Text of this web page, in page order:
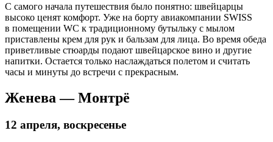
С самого начала путешествия было понятно: швейцарцы
высоко ценят комфорт. Уже на борту авиакомпании SWISS
в помещении WC к традиционному бутыльку с мылом
приставлены крем для рук и бальзам для лица. Во время обеда
приветливые стюарды подают швейцарское вино и другие
напитки. Остается только наслаждаться полетом и считать
часы и минуты до встречи с прекрасным.
Женева — Монтрё
12 апреля, воскресенье